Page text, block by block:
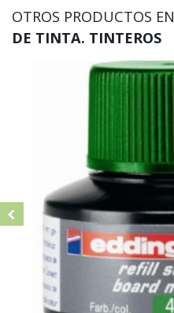
OTROS PRODUCTOS EN
DE TINTA. TINTEROS